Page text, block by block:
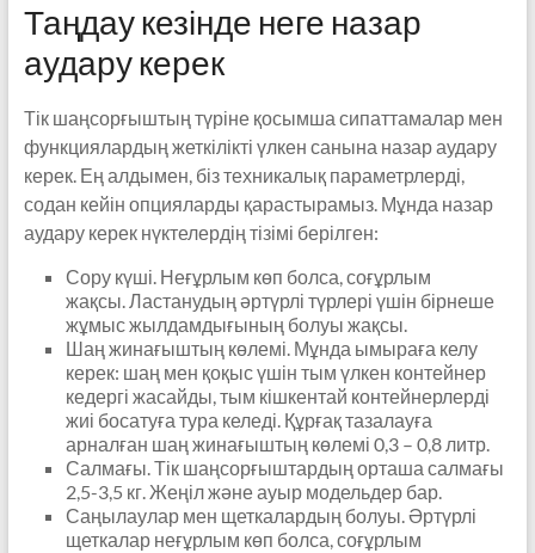
Таңдау кезінде неге назар
аудару керек
Тік шаңсорғыштың түріне қосымша сипаттамалар мен
функциялардың жеткілікті үлкен санына назар аудару
керек. Ең алдымен, біз техникалық параметрлерді,
содан кейін опцияларды қарастырамыз. Мұнда назар
аудару керек нүктелердің тізімі берілген:
Сору күші. Неғұрлым көп болса, соғұрлым
жақсы. Ластанудың әртүрлі түрлері үшін бірнеше
жұмыс жылдамдығының болуы жақсы.
Шаң жинағыштың көлемі. Мұнда ымыраға келу
керек: шаң мен қоқыс үшін тым үлкен контейнер
кедергі жасайды, тым кішкентай контейнерлерді
жиі босатуға тура келеді. Құрғақ тазалауға
арналған шаң жинағыштың көлемі 0,3 – 0,8 литр.
Салмағы. Тік шаңсорғыштардың орташа салмағы
2,5-3,5 кг. Жеңіл және ауыр модельдер бар.
Саңылаулар мен щеткалардың болуы. Әртүрлі
щеткалар неғұрлым көп болса, соғұрлым